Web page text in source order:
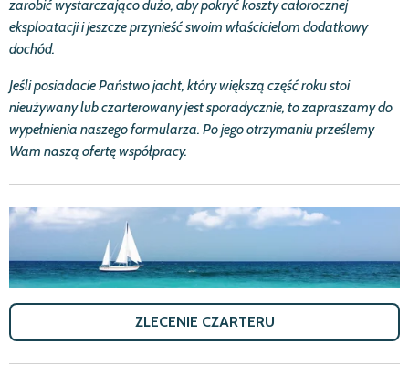
zarobićwystarczająco dużo, aby pokryćkoszty całorocznej
eksploatacji i jeszcze przynieśćswoim właścicielom dodatkowy
dochód.
Jeśli posiadacie Państwo jacht, który większą częśćroku stoi
nieużywany lub czarterowany jest sporadycznie, to zapraszamy do
wypełnienia naszego formularza. Po jego otrzymaniu prześlemy
Wam naszą ofertę współpracy.
ZLECENIE CZARTERU